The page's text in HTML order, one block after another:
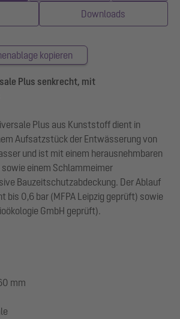
Downloads
kopieren
Plus senkrecht, mit
Plus aus Kunststoff dient in
Aufsatzstück der Entwässerung von
und ist mit einem herausnehmbaren
einem Schlammeimer
Bauzeitschutzabdeckung. Der Ablauf
bis 0,6 bar (MFPA Leipzig geprüft) sowie
GmbH geprüft).
mm